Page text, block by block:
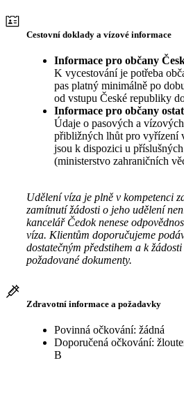
Cestovní doklady a vízové informace
Informace pro občany
K vycestování je potřeba
pas platný minimálně po
od vstupu České republiky
Informace pro občany
Údaje o pasových a
přibližných lhůt pro vyřízení
jsou k dispozici u
(ministerstvo zahraničních
Udělení víza je plně v kompetenci
zamítnutí žádosti o jeho udělení
kancelář Čedok nenese
víza. Klientům doporučujeme
dostatečným předstihem a k
požadované dokumenty.
Zdravotní informace a požadavky
Povinná očkování: žádná
Doporučená očkování:
B